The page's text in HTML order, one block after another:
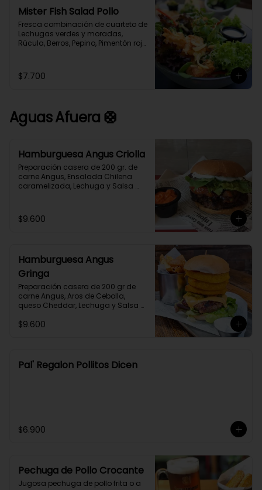
Mister Fish Salad Pollo
Fresca combinación de cuarteto de
Lechugas verdes y moradas,
Rúcula, Berros, Pepino, Pimentón rojo,
limoneta casera.
$7.700
Aguas Afuera 🛟
Hamburguesa Angus Criolla
Preparación casera de 200 gr. de
carne Angus, Ensalada Chilena
caramelizada, Lechuga y Salsa
Guajillo.
$9.600
Hamburguesa Angus
Gringa
Preparación casera de 200 gr de
carne Angus, Aros de Cebolla,
queso Cheddar, Lechuga y Salsa
acompañado de Papas Fritas y
$9.600
Pal' Regalon Pollitos Dicen
$6.900
Pechuga de Pollo Crocante
Jugosa pechuga de pollo frita o a